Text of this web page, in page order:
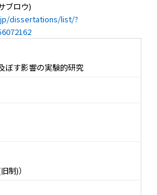
ブロウ)
dissertations/list/?
ぼす影響の実験的研究
制)）